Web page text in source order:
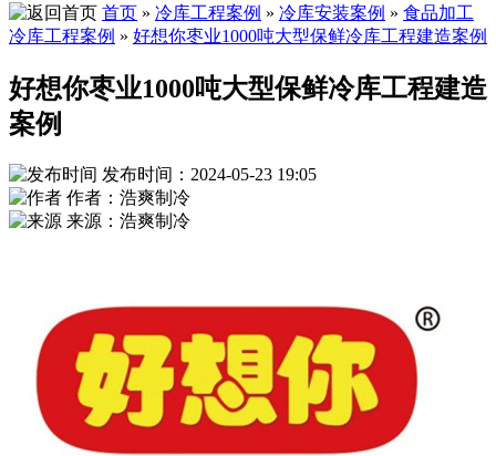
首页 » 冷库工程案例 » 冷库安装案例 » 食品加工
冷库工程案例 » 好想你枣业1000吨大型保鲜冷库工程建造案例
好想你枣业1000吨大型保鲜冷库工程建造
案例
发布时间：2024-05-23 19:05
作者：浩爽制冷
来源：浩爽制冷